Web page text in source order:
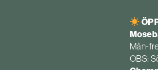
Mån-
OBS: